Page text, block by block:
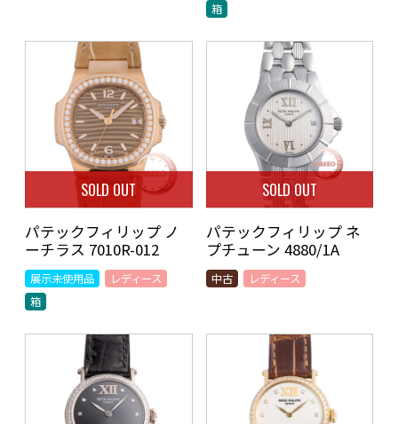
箱
SOLD OUT
パテックフィリップ ノ
ーチラス 7010R-012
展示未使用品
レディース
箱
SOLD OUT
パテックフィリップ ネ
プチューン 4880/1A
中古 レディース